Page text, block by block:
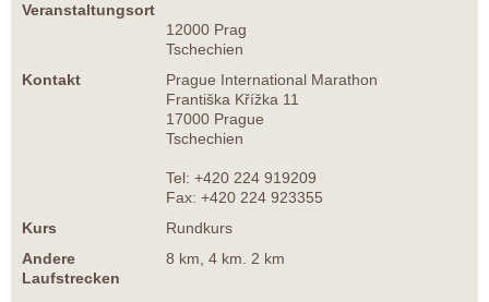
Veranstaltungsort
12000 Prag
Tschechien
Kontakt
Prague International Marathon
Františka Křížka 11
17000 Prague
Tschechien
Tel: +420 224 919209
Fax: +420 224 923355
Kurs
Rundkurs
Andere
Laufstrecken
8 km, 4 km. 2 km